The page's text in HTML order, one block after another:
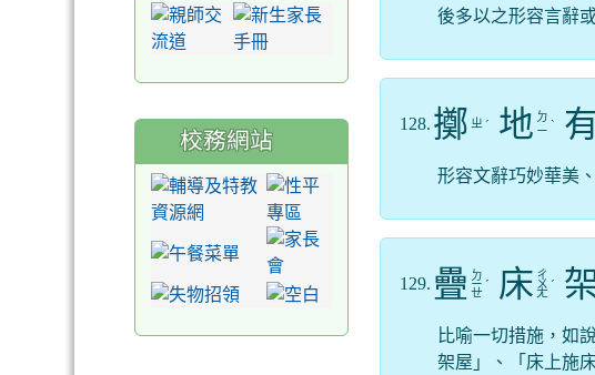
後多以之形容言辭
128. 擲 ㄓ ˊ 地 ㄉ
ㄧ ˋ
形容文辭巧妙華美
129. 疊 ㄉ
ㄧ
ㄝ
ˊ 床 ㄔ
ㄨ
ㄤ
ˊ
比喻一切措施，如
架屋」、「床上施
校務網站